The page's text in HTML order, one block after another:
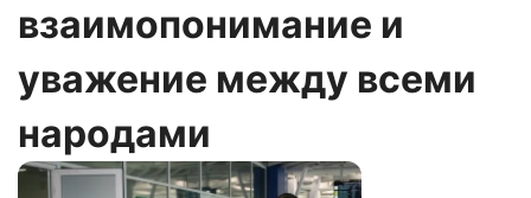
взаимопонимание и
уважение между всеми
народами